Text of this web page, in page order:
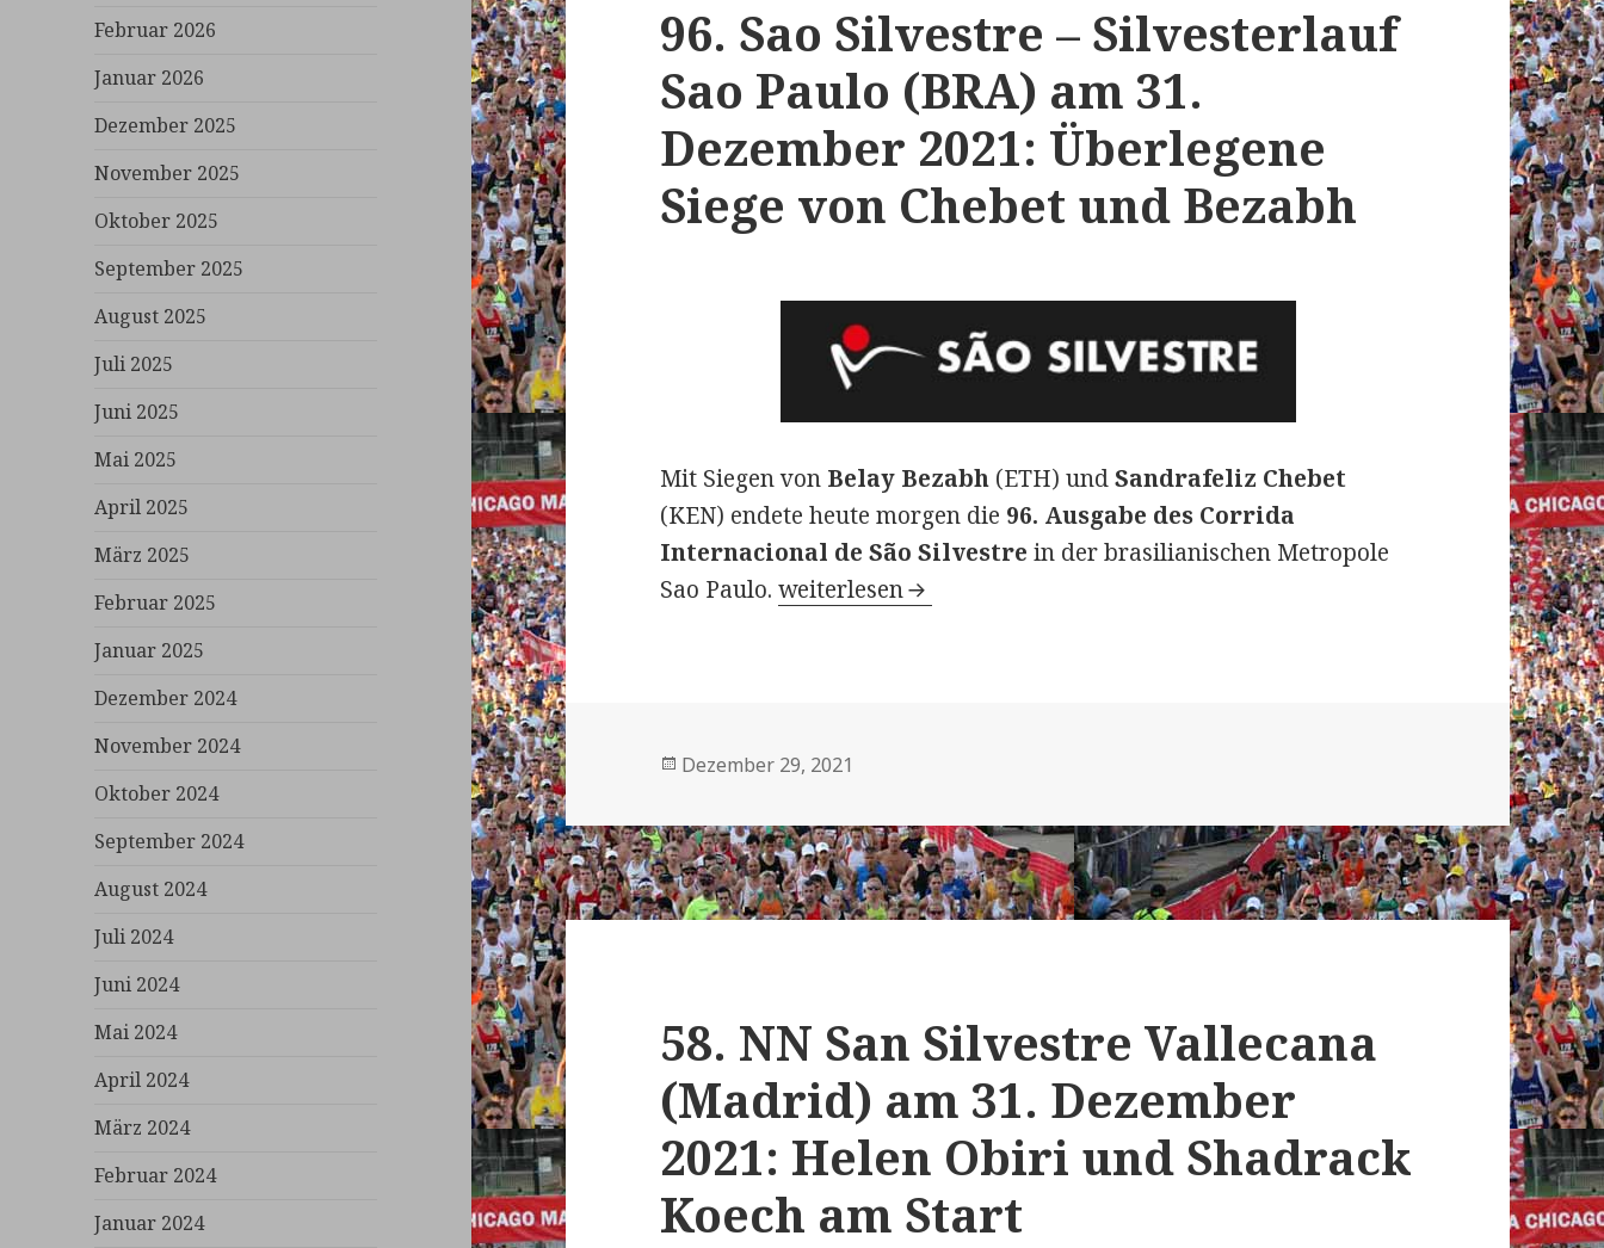
Februar 2026
Januar 2026
Dezember 2025
November 2025
Oktober 2025
September 2025
August 2025
Juli 2025
Juni 2025
Mai 2025
April 2025
März 2025
Februar 2025
Januar 2025
Dezember 2024
November 2024
Oktober 2024
September 2024
August 2024
Juli 2024
Juni 2024
Mai 2024
April 2024
März 2024
Februar 2024
Januar 2024
96. Sao Silvestre – Silvesterlauf
Sao Paulo (BRA) am 31.
Dezember 2021: Überlegene
Siege von Chebet und Bezabh
Mit Siegen von Belay Bezabh (ETH) undSandrafeliz Chebet
(KEN) endete heute morgen die 96. Ausgabe des Corrida
Internacional de São Silvestre in der brasilianischen Metropole
Sao Paulo.96. Sao Silvestre – Silvesterlauf Sao Paulo (BRA) am 31. Dezember 2021:
weiterlesen
Veröffentlicht
Dezember 29, 2021
58. NN San Silvestre Vallecana
(Madrid) am 31. Dezember
2021: Helen Obiri und Shadrack
Koech am Start